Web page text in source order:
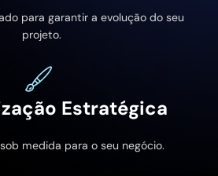
para garantir a evolução do seu
projeto.
Estratégica
medida para o seu negócio.